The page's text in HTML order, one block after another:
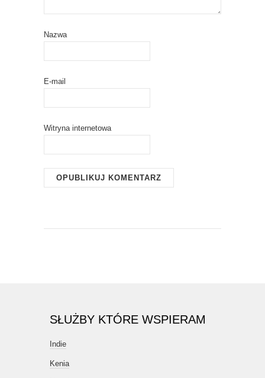
Nazwa
E-mail
Witryna internetowa
SŁUŻBY KTÓRE WSPIERAM
Indie
Kenia